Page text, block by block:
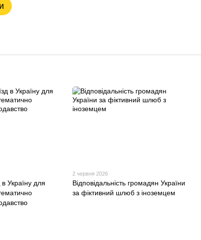
Україну для
2 червня 2026
Відповідальність громадян України
за фіктивний шлюб з іноземцем